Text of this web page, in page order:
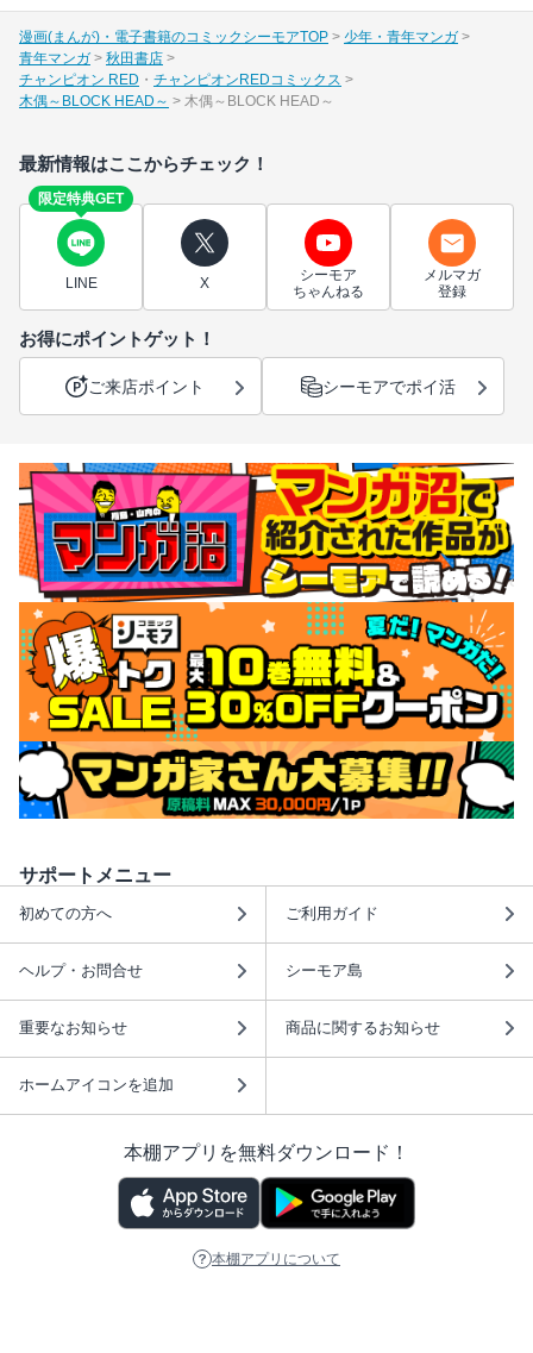
漫画(まんが)・電子書籍のコミックシーモアTOP
少年・青年マンガ
青年マンガ
秋田書店
チャンピオン RED
チャンピオンREDコミックス
木偶～BLOCK HEAD～
木偶～BLOCK HEAD～
最新情報はここからチェック！
限定特典GET
LINE X
シーモア
ちゃんねる
メルマガ
登録
お得にポイントゲット！
ご来店ポイント シーモアでポイ活
サポートメニュー
初めての方へ ご利用ガイド
ヘルプ・お問合せ シーモア島
重要なお知らせ 商品に関するお知らせ
ホームアイコンを追加
本棚アプリを無料ダウンロード！
本棚アプリについて